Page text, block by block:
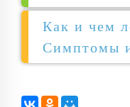
Как и чем
Симптомы